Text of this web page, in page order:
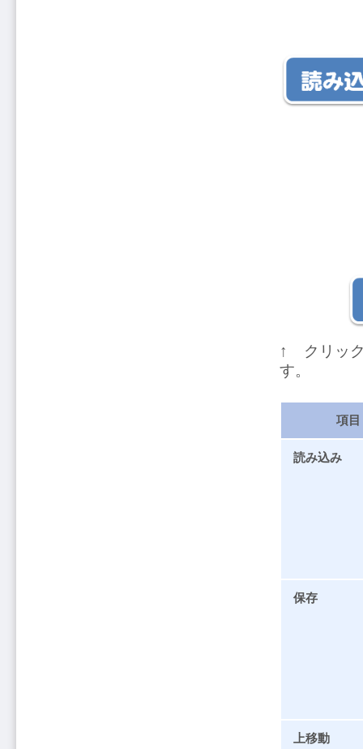
↑ クリック
す。
項目
読み込み
保存
上移動